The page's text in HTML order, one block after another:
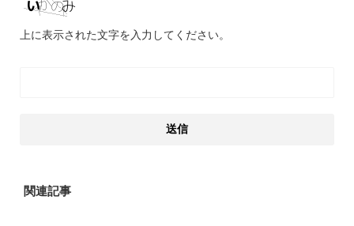
上に表示された文字を入力してください。
関連記事